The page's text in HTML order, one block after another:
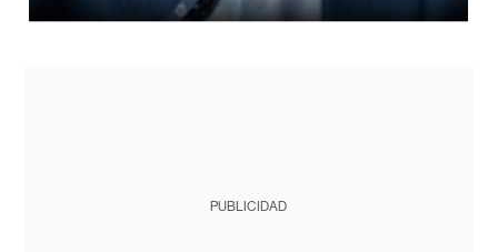
PUBLICIDAD